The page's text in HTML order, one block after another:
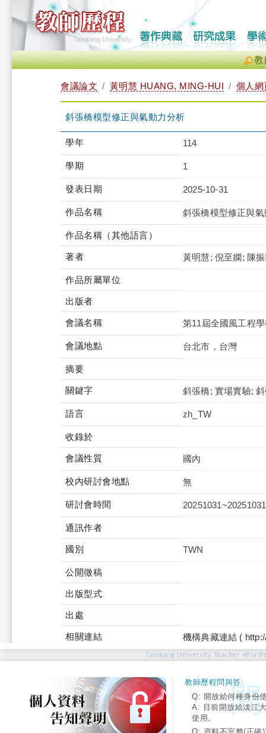
教
會議論文 黃明慧 HUANG, MING-HUI 個人網
斜張橋模型修正與氣動力分析
學年 114
學期 1
發表日期 2025-10-31
作品名稱 斜張橋模型修正與
作品名稱（其他語言）
著者 黃明慧; 倪至嫻; 陳
作品所屬單位
出版者
會議名稱 第11屆全國風工程
會議地點 台北市，台灣
摘要
關鍵字 斜張橋; 實場實驗;
語言 zh_TW
收錄於
會議性質 國內
校內研討會地點 無
研討會時間 20251031~20251031
通訊作者
國別 TWN
公開徵稿
出版型式
出處
相關連結 機構典藏連結 (
Tamkang University Teacher
教師歷程問與答:
Q: 開放給何種身份
A: 目前開放給淡江
使用。